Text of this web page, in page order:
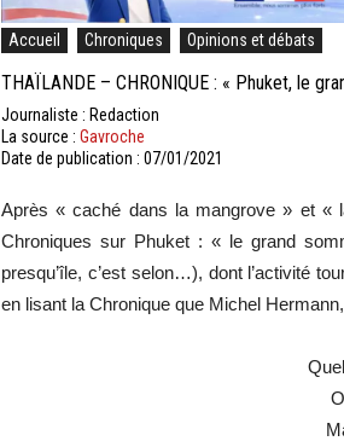
Accueil Chroniques Opinions et débats
THAÏLANDE – CHRONIQUE : « Phuket, le
Journaliste : Redaction
La source : Gavroche
Date de publication : 07/01/2021
Après « caché dans la mangrove » et «
Chroniques sur Phuket : « le grand
presqu’île, c’est selon…), dont l’activité
en lisant la Chronique que Michel